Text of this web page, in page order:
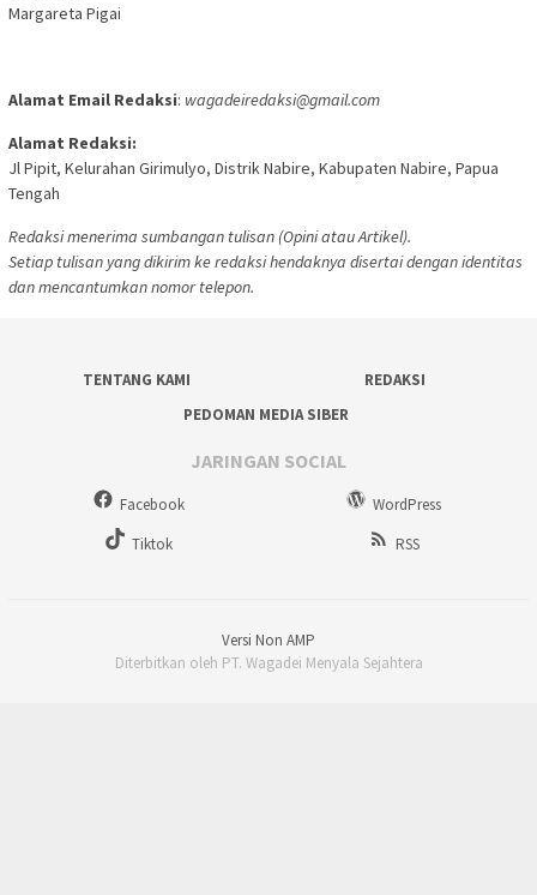
Margareta Pigai
Alamat Email Redaksi: wagadeiredaksi@gmail.com
Alamat Redaksi:
Jl Pipit, Kelurahan Girimulyo, Distrik Nabire, Kabupaten Nabire, Papua
Tengah
Redaksi menerima sumbangan tulisan (Opini atau Artikel).
Setiap tulisan yang dikirim ke redaksi hendaknya disertai dengan identitas
dan mencantumkan nomor telepon.
TENTANG KAMI
REDAKSI
PEDOMAN MEDIA SIBER
JARINGAN SOCIAL
Facebook
WordPress
Tiktok
RSS
Versi Non AMP
Diterbitkan oleh PT. Wagadei Menyala Sejahtera